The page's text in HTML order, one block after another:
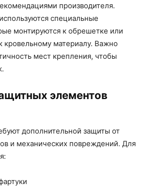
производителя.
специальные
монтируются к обрешетке или
кровельному материалу. Важно
мест крепления, чтобы
элементов
дополнительной защиты от
и механических повреждений. Для